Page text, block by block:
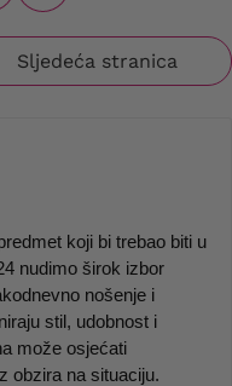
Sljedeća stranica
koji bi trebao biti u
nudimo širok izbor
nošenje i
stil, udobnost i
može osjećati
obzira na situaciju.